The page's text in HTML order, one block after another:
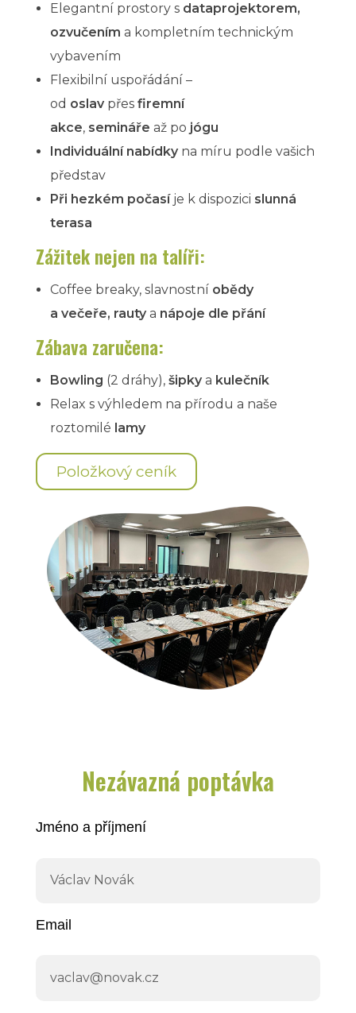
Elegantní prostory s dataprojektorem,
ozvučením a kompletním technickým
vybavením
Flexibilní uspořádání –
od oslavpřes firemní
akce, semináře až po jógu
Individuální nabídkyna míru podle vašich
představ
Při hezkém počasíje k dispozici slunná
terasa
Zážitek nejen na talíři:
Coffee breaky, slavnostní obědy
a večeře, rautya nápoje dle přání
Zábava zaručena:
Bowling (2 dráhy), šipkya kulečník
Relax s výhledem na přírodu a naše
roztomilé lamy
Položkový ceník
Nezávazná poptávka
Jméno a příjmení
Email